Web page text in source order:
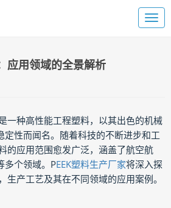
应用领域的全景解析
一种高性能工程塑料，以其出色的机械
定性而闻名。随着科技的不断进步和工
的应用范围愈发广泛，涵盖了航空航
多个领域。PEEK塑料生产厂家将深入探
生产工艺及其在不同领域的应用案例。